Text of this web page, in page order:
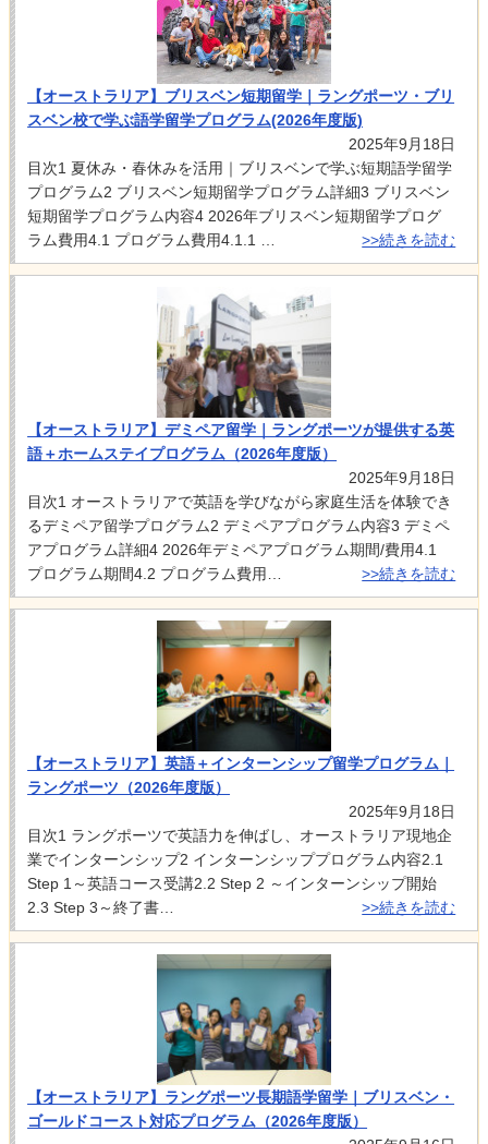
【オーストラリア】ブリスベン短期留学｜ラングポーツ・ブリ
スベン校で学ぶ語学留学プログラム(2026年度版)
2025年9月18日
目次1 夏休み・春休みを活用｜ブリスベンで学ぶ短期語学留学
プログラム2 ブリスベン短期留学プログラム詳細3 ブリスベン
短期留学プログラム内容4 2026年ブリスベン短期留学プログ
ラム費用4.1 プログラム費用4.1.1 …
>>続きを読む
【オーストラリア】デミペア留学｜ラングポーツが提供する英
語＋ホームステイプログラム（2026年度版）
2025年9月18日
目次1 オーストラリアで英語を学びながら家庭生活を体験でき
るデミペア留学プログラム2 デミペアプログラム内容3 デミペ
アプログラム詳細4 2026年デミペアプログラム期間/費用4.1
プログラム期間4.2 プログラム費用…
>>続きを読む
【オーストラリア】英語＋インターンシップ留学プログラム｜
ラングポーツ（2026年度版）
2025年9月18日
目次1 ラングポーツで英語力を伸ばし、オーストラリア現地企
業でインターンシップ2 インターンシッププログラム内容2.1
Step 1～英語コース受講2.2 Step 2 ～インターンシップ開始
2.3 Step 3～終了書…
>>続きを読む
【オーストラリア】ラングポーツ長期語学留学｜ブリスベン・
ゴールドコースト対応プログラム（2026年度版）